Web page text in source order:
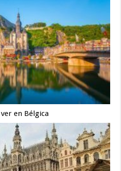
en Bélgica